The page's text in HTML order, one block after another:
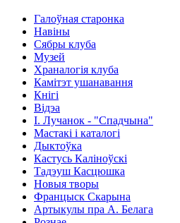
Галоўная старонка
Навіны
Сябры клуба
Музей
Храналогія клуба
Камітэт ушанавання
Кнігі
Відэа
І. Лучанок - "Спадчына"
Мастакі i каталогi
Дыктоўка
Кастусь Каліноўскі
Тадэуш Касцюшка
Новыя творы
Францыск Скарына
Артыкулы пра А. Белага